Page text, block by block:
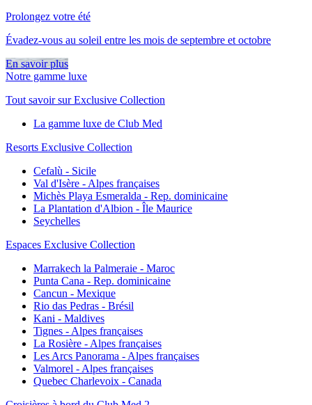
Prolongez votre été
Évadez-vous au soleil entre les mois de septembre et octobre
En savoir plus
Notre gamme luxe
Tout savoir sur Exclusive Collection
La gamme luxe de Club Med
Resorts Exclusive Collection
Cefalù - Sicile
Val d'Isère - Alpes françaises
Michès Playa Esmeralda - Rep. dominicaine
La Plantation d'Albion - Île Maurice
Seychelles
Espaces Exclusive Collection
Marrakech la Palmeraie - Maroc
Punta Cana - Rep. dominicaine
Cancun - Mexique
Rio das Pedras - Brésil
Kani - Maldives
Tignes - Alpes françaises
La Rosière - Alpes françaises
Les Arcs Panorama - Alpes françaises
Valmorel - Alpes françaises
Quebec Charlevoix - Canada